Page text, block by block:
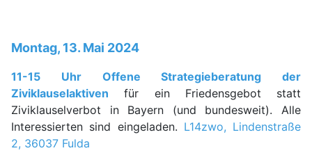
Montag, 13. Mai 2024
11-15 Uhr Offene Strategieberatung der
Ziviklauselaktiven für ein Friedensgebot statt
Ziviklauselverbot in Bayern (und bundesweit). Alle
Interessierten sind eingeladen. L14zwo, Lindenstraße
2, 36037 Fulda